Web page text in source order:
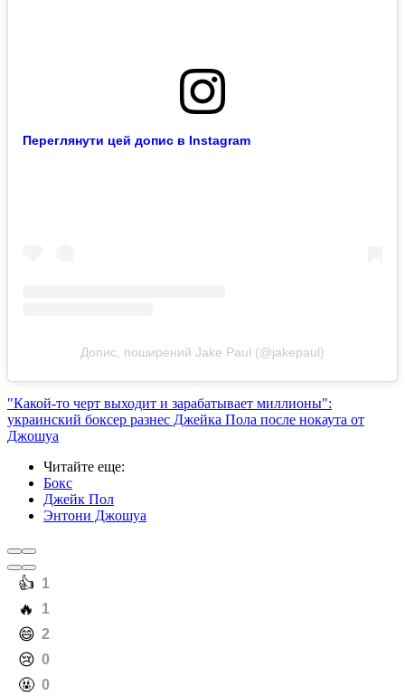
Переглянути цей допис в Instagram
Допис, поширений Jake Paul (@jakepaul)
"Какой-то черт выходит и зарабатывает миллионы":
украинский боксер разнес Джейка Пола после нокаута от
Джошуа
Читайте еще:
Бокс
Джейк Пол
Энтони Джошуа
️👍 1
️🔥 1
️😄 2
️😢 0
️🤬 0